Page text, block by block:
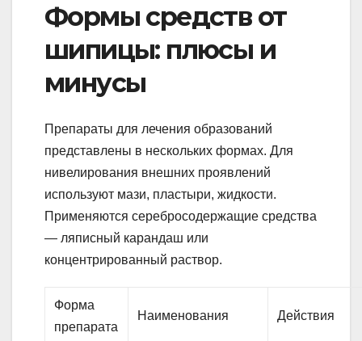
Формы средств от
шипицы: плюсы и
минусы
Препараты для лечения образований
представлены в нескольких формах. Для
нивелирования внешних проявлений
используют мази, пластыри, жидкости.
Применяются серебросодержащие средства
— ляписный карандаш или
концентрированный раствор.
Форма
препарата
Наименования Действия